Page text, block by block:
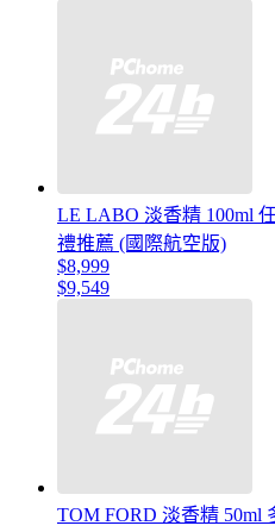
LE LABO 淡香精 100ml
禮推薦 (國際航空版)
$8,999
$9,549
TOM FORD 淡香精 50ml